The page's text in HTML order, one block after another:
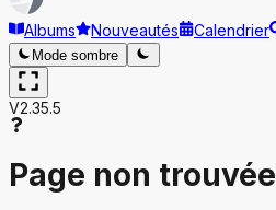
Albums Nouveautés Calendrier
Mode sombre
V2.35.5
Page non trouvée